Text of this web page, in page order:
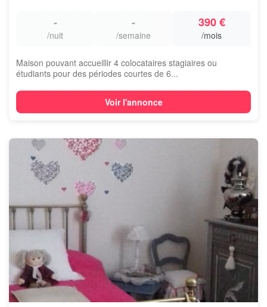
-
/nuit
-
/semaine
390 €
/mois
Maison pouvant accueillir 4 colocataires stagiaires ou
étudiants pour des périodes courtes de 6...
Voir l'annonce